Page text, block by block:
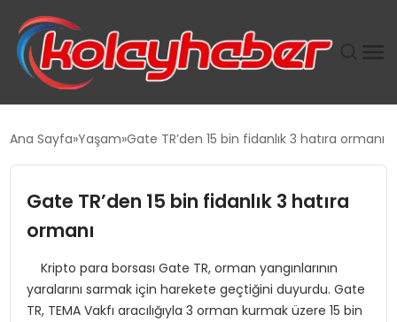
GÜCÜNÜBÜYÜTÜYOR
TANYER YAPI ZEMIN MÜHENDISLIĞINDE HEDEF
BÜYÜTTÜ
TOROSLAR’DA PAZAR GERGİNLİĞİ!
Ana Sayfa Yaşam Gate TR’den 15 bin fidanlık 3 hatıra ormanı
Gate TR’den 15 bin fidanlık 3 hatıra
ormanı
Kripto para borsası Gate TR, orman yangınlarının
yaralarını sarmak için harekete geçtiğini duyurdu. Gate
TR, TEMA Vakfı aracılığıyla 3 orman kurmak üzere 15 bin